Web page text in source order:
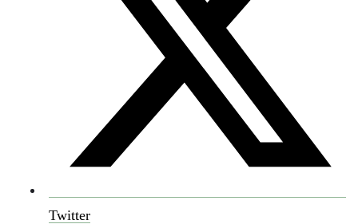
Twitter